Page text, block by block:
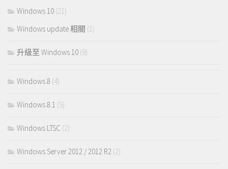
Windows 10 (21)
Windows update 相關 (1)
升級至 Windows 10 (9)
Windows 8 (4)
Windows 8.1 (5)
Windows LTSC (2)
Windows Server 2012 / 2012 R2 (2)